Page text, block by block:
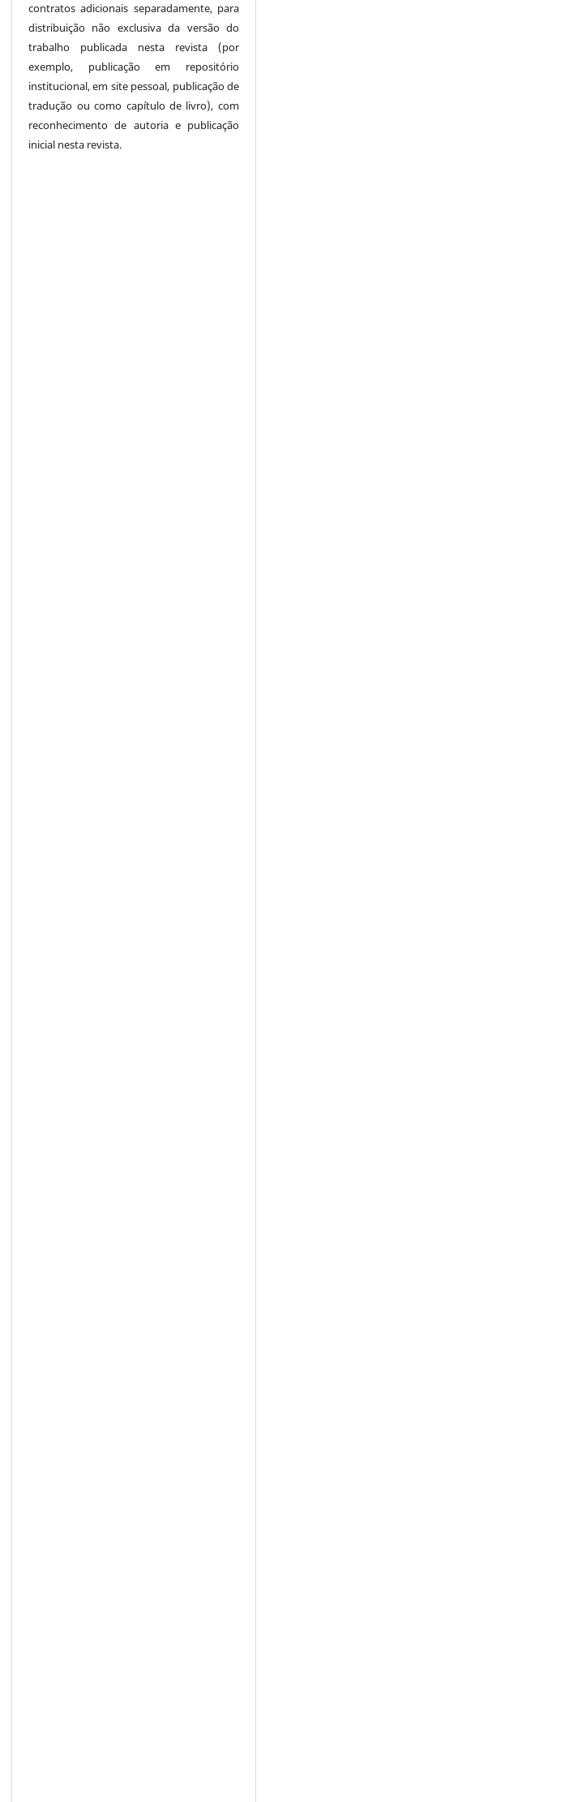
contratos adicionais separadamente, para
distribuição não exclusiva da versão do
trabalho publicada nesta revista (por
exemplo, publicação em repositório
institucional, em site pessoal, publicação de
tradução ou como capítulo de livro), com
reconhecimento de autoria e publicação
inicial nesta revista.